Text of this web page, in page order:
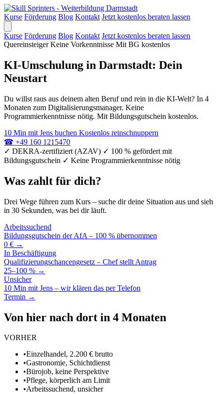
Kurse Förderung Blog Kontakt Jetzt kostenlos beraten lassen
Kurse Förderung Blog Kontakt Jetzt kostenlos beraten lassen
QuereinsteigerKeine Vorkenntnisse Mit BG kostenlos
KI-Umschulung in Darmstadt: Dein
Neustart
Du willst raus aus deinem alten Beruf und rein in die KI-Welt? In 4
Monaten zum Digitalisierungsmanager. Keine
Programmierkenntnisse nötig. Mit Bildungsgutschein kostenlos.
10 Min mit Jens buchen Kostenlos reinschnuppern
☎ +49 160 1215470
✓ DEKRA-zertifiziert (AZAV) ✓ 100 % gefördert mit
Bildungsgutschein ✓ Keine Programmierkenntnisse nötig
Was zahlt für dich?
Drei Wege führen zum Kurs – suche dir deine Situation aus und sieh
in 30 Sekunden, was bei dir läuft.
Arbeitssuchend
Bildungsgutschein der AfA – 100 % übernommen
0 € →
In Beschäftigung
Qualifizierungschancengesetz – Chef stellt Antrag
25–100 % →
Unsicher
10 Min mit Jens – wir klären das per Telefon
Termin →
Von hier nach dort in 4 Monaten
VORHER
•Einzelhandel, 2.200 € brutto
•Gastronomie, Schichtdienst
•Bürojob, keine Perspektive
•Pflege, körperlich am Limit
•Arbeitssuchend, unsicher